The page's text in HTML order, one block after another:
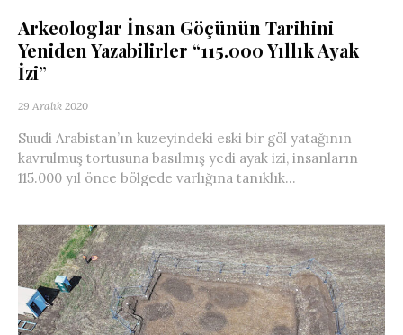
Arkeologlar İnsan Göçünün Tarihini
Yeniden Yazabilirler “115.000 Yıllık Ayak
İzi”
29 Aralık 2020
Suudi Arabistan’ın kuzeyindeki eski bir göl yatağının
kavrulmuş tortusuna basılmış yedi ayak izi, insanların
115.000 yıl önce bölgede varlığına tanıklık...